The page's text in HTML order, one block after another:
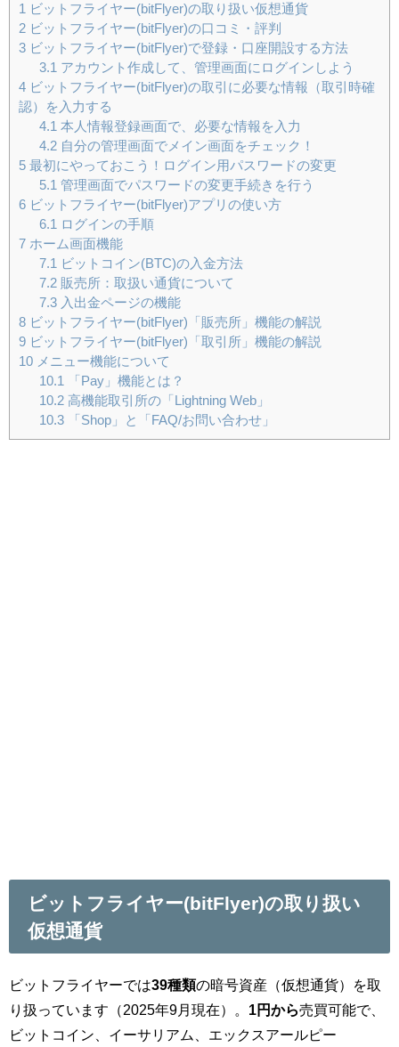
1
ビットフライヤー(bitFlyer)の取り扱い仮想通貨
2 ビットフライヤー(bitFlyer)の口コミ・評判
3 ビットフライヤー(bitFlyer)で登録・口座開設する方法
3.1 アカウント作成して、管理画面にログインしよう
4 ビットフライヤー(bitFlyer)の取引に必要な情報（取引時確
認）を入力する
4.1 本人情報登録画面で、必要な情報を入力
4.2自分の管理画面でメイン画面をチェック！
5 最初にやっておこう！ログイン用パスワードの変更
5.1 管理画面でパスワードの変更手続きを行う
6 ビットフライヤー(bitFlyer)アプリの使い方
6.1
ログインの手順
7 ホーム画面機能
7.1
ビットコイン(BTC)の入金方法
7.2販売所：取扱い通貨について
7.3入出金ページの機能
8 ビットフライヤー(bitFlyer)「販売所」機能の解説
9 ビットフライヤー(bitFlyer)「取引所」機能の解説
10 メニュー機能について
10.1
「Pay」機能とは？
10.2高機能取引所の「Lightning Web」
10.3「Shop」と「FAQ/お問い合わせ」
ビットフライヤー(bitFlyer)の取り扱い
仮想通貨
ビットフライヤーでは39種類の暗号資産（仮想通貨）を取
り扱っています（2025年9月現在）。 1円から売買可能で、
ビットコイン、イーサリアム、エックスアールピー